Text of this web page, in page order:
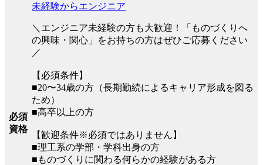
必須
資格
未経験からエンジニア
＼エンジニア未経験の方も大歓迎！「ものづくりへ
の興味・関心」をお持ちの方はぜひご応募ください
／
【必須条件】
■20〜34歳の方（長期勤続によるキャリア形成を図る
ため）
■高卒以上の方
【歓迎条件※必須ではありません】
■理工系の学部・学科出身の方
■ものづくりに関わる何らかの経験がある方